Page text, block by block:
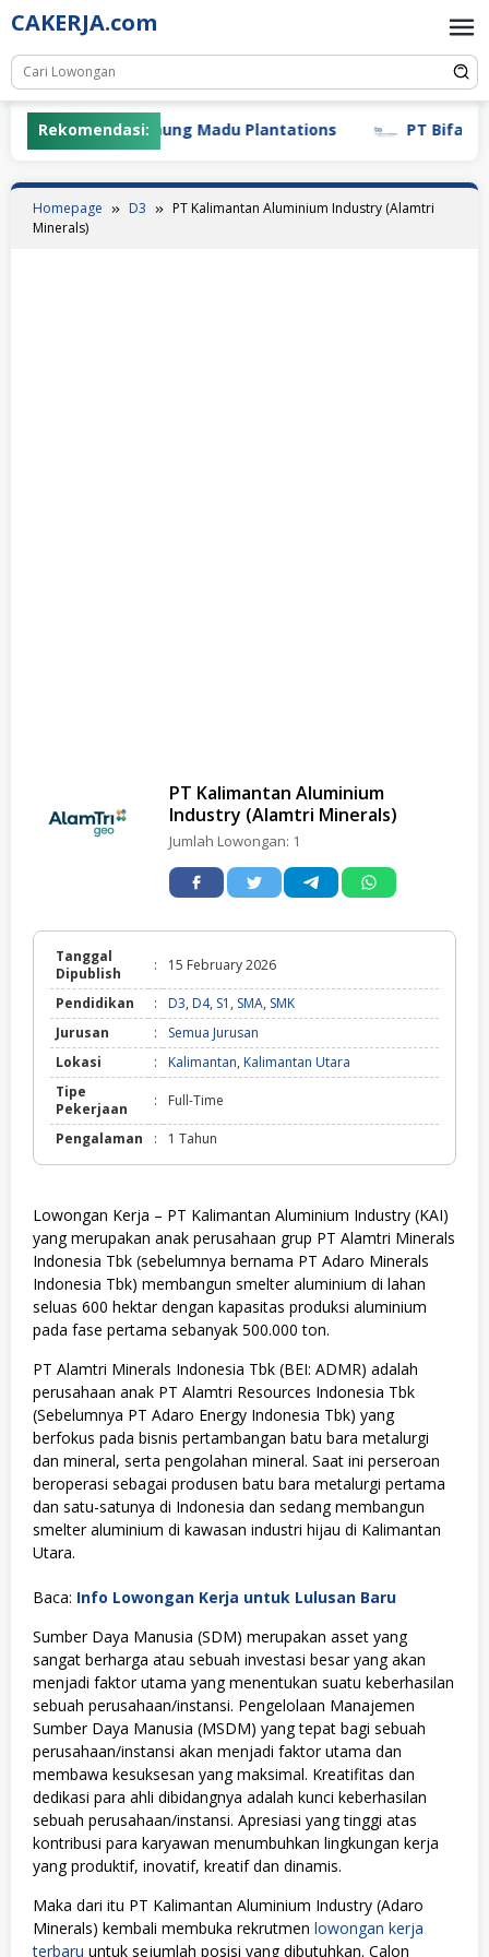
Skip
to
content
CAKERJA.com
Rekomendasi:
PT Gunung Madu Plantations PT Bifarma
Homepage D3
PT Kalimantan Aluminium Industry (Alamtri
Minerals)
PT Kalimantan Aluminium
Industry (Alamtri Minerals)
Jumlah Lowongan: 1
Tanggal
Dipublish
: 15 February 2026
Pendidikan : D3, D4, S1 , SMA, SMK
Jurusan
:
Semua Jurusan
Lokasi
: Kalimantan, Kalimantan Utara
Tipe
Pekerjaan
: Full-Time
Pengalaman : 1 Tahun
Lowongan Kerja – PT Kalimantan Aluminium Industry (KAI)
yang merupakan anak perusahaan grup PT Alamtri Minerals
Indonesia Tbk (sebelumnya bernama PT Adaro Minerals
Indonesia Tbk) membangun smelter aluminium di lahan
seluas 600 hektar dengan kapasitas produksi aluminium
pada fase pertama sebanyak 500.000 ton.
PT Alamtri Minerals Indonesia Tbk (BEI: ADMR) adalah
perusahaan anak PT Alamtri Resources Indonesia Tbk
(Sebelumnya PT Adaro Energy Indonesia Tbk) yang
berfokus pada bisnis pertambangan batu bara metalurgi
dan mineral, serta pengolahan mineral. Saat ini perseroan
beroperasi sebagai produsen batu bara metalurgi pertama
dan satu-satunya di Indonesia dan sedang membangun
smelter aluminium di kawasan industri hijau di Kalimantan
Utara.
Baca: Info Lowongan Kerja untuk Lulusan Baru
Sumber Daya Manusia (SDM) merupakan asset yang
sangat berharga atau sebuah investasi besar yang akan
menjadi faktor utama yang menentukan suatu keberhasilan
sebuah perusahaan/instansi. Pengelolaan Manajemen
Sumber Daya Manusia (MSDM) yang tepat bagi sebuah
perusahaan/instansi akan menjadi faktor utama dan
membawa kesuksesan yang maksimal. Kreatifitas dan
dedikasi para ahli dibidangnya adalah kunci keberhasilan
sebuah perusahaan/instansi. Apresiasi yang tinggi atas
kontribusi para karyawan menumbuhkan lingkungan kerja
yang produktif, inovatif, kreatif dan dinamis.
Maka dari itu PT Kalimantan Aluminium Industry (Adaro
Minerals) kembali membuka rekrutmen lowongan kerja
terbaru untuk sejumlah posisi yang dibutuhkan. Calon